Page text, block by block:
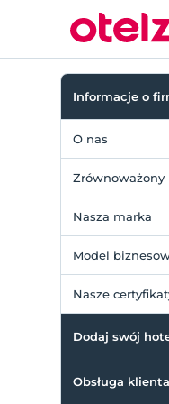
Informacje o
O nas
Zrównoważony
Nasza marka
Model
Nasze
Dodaj swój
Obsługa klienta